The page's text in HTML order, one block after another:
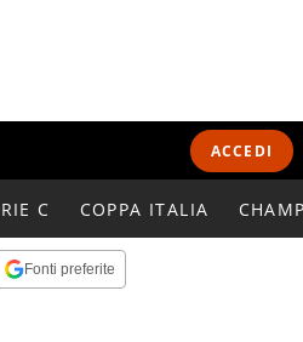
ACCEDI
C COPPA ITALIA
Fonti preferite